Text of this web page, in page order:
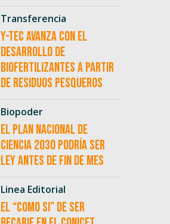
Transferencia
Y-TEC avanza con el
desarrollo de
biofertilizantes a partir
de residuos pesqueros
Biopoder
El Plan Nacional de
Ciencia 2030 podría ser
ley antes de fin de mes
Linea Editorial
El “como si” de ser